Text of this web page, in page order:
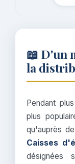
📖 D'un
la
Pendant
plus
qu'auprès
Caisses
désignées